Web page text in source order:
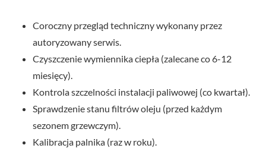
Coroczny przegląd techniczny wykonany przez
autoryzowany serwis.
Czyszczenie wymiennika ciepła (zalecane co 6-12
miesięcy).
Kontrola szczelności instalacji paliwowej (co kwartał).
Sprawdzenie stanu filtrów oleju (przed każdym
sezonem grzewczym).
Kalibracja palnika (raz w roku).